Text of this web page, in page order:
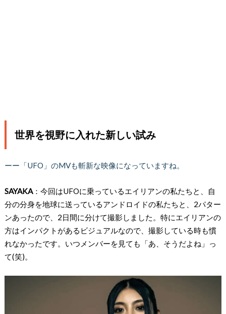
世界を視野に入れた新しい試み
ーー「UFO」のMVも斬新な映像になっていますね。
SAYAKA：今回はUFOに乗っているエイリアンの私たちと、自
分の分身を地球に送っているアンドロイドの私たちと、2パター
ンあったので、2日間に分けて撮影しました。特にエイリアンの
方はインパクトがあるビジュアルなので、撮影している時も慣
れなかったです。いつメンバーを見ても「あ、そうだよね」っ
て(笑)。